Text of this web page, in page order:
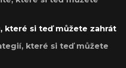
které si teď můžete zahrát
které si teď můžete